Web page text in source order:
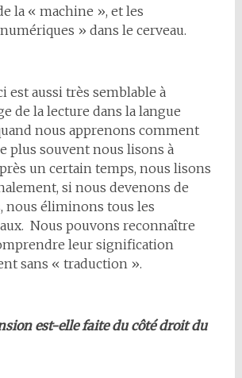
la « machine », et les
» dans le cerveau.
est aussi très semblable à
de la lecture dans la langue
nous apprenons comment
plus souvent nous lisons à
un certain temps, nous lisons
si nous devenons de
nous éliminons tous les
Nous pouvons reconnaître
leur signification
sans « traduction ».
est-elle faite du côté droit du